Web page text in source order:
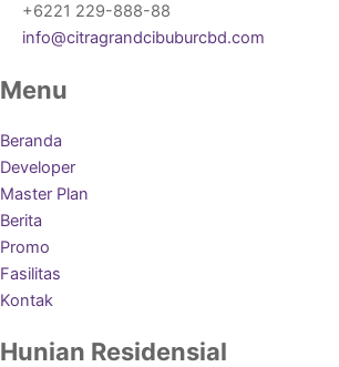
+6221 229-888-88
info@citragrandcibuburcbd.com
Menu
Beranda
Developer
Master Plan
Berita
Promo
Fasilitas
Kontak
Hunian Residensial